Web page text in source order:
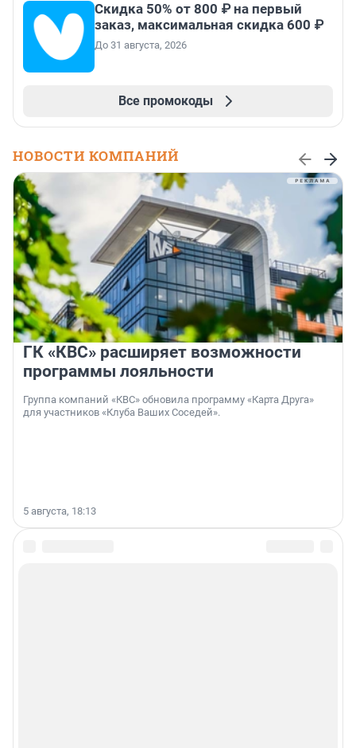
Скидка 50% от 800 ₽ на первый
заказ, максимальная скидка 600 ₽
До 31 августа, 2026
Все промокоды
НОВОСТИ КОМПАНИЙ
ГК «КВС» расширяет возможности
программы лояльности
Группа компаний «КВС» обновила программу «Карта Друга»
для участников «Клуба Ваших Соседей».
5 августа, 18:13